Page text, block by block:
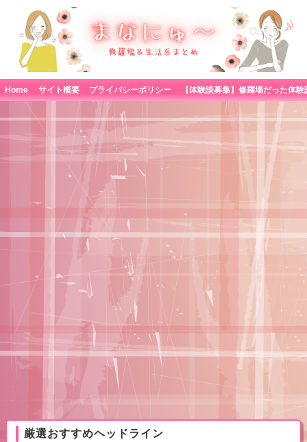
Home サイト概要 プライバシーポリシー
厳選おすすめヘッドライン